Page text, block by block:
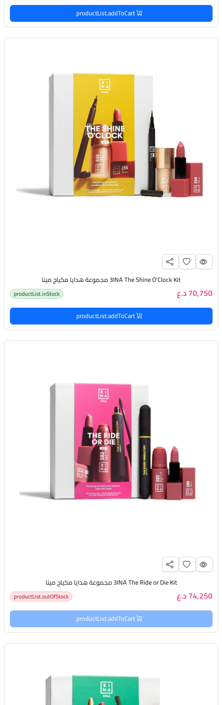
productList.addToCart
3INA The Shine O'Clock Kit مجموعة هدايا مكياج مينا
70,750 د.ع productList.inStock
productList.addToCart
3INA The Ride or Die Kit مجموعة هدايا مكياج مينا
74,250 د.ع productList.outOfStock
productList.addToCart